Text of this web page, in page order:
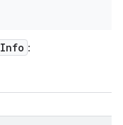
Info :